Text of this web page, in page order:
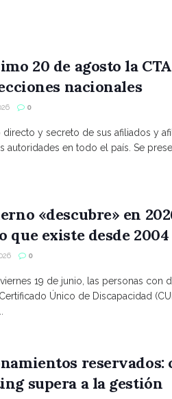
20 de agosto la
nacionales
0
y secreto de sus afiliados y
autoridades en todo el país. Se
«descubre» en
que existe desde 2004
0
19 de junio, las personas con
Único de Discapacidad
reservados:
supera a la gestión